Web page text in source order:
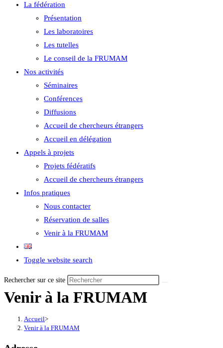
La fédération
Présentation
Les laboratoires
Les tutelles
Le conseil de la FRUMAM
Nos activités
Séminaires
Conférences
Diffusions
Accueil de chercheurs étrangers
Accueil en délégation
Appels à projets
Projets fédératifs
Accueil de chercheurs étrangers
Infos pratiques
Nous contacter
Réservation de salles
Venir à la FRUMAM
Toggle website search
Rechercher sur ce site
Venir à la FRUMAM
Accueil>
Venir à la FRUMAM